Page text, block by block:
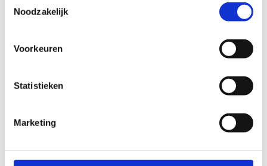
Noodzakelijk
Voorkeuren
Statistieken
Marketing
WOENSDAG
07:00 - 22:30
VRIJDAG